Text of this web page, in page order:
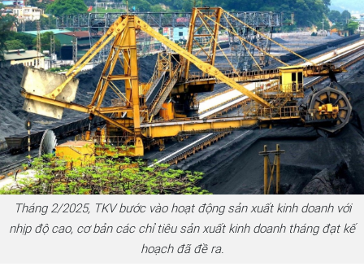
Tháng 2/2025, TKV bước vào hoạt động sản xuất kinh doanh với
nhịp độ cao, cơ bản các chỉ tiêu sản xuất kinh doanh tháng đạt kế
hoạch đã đề ra.